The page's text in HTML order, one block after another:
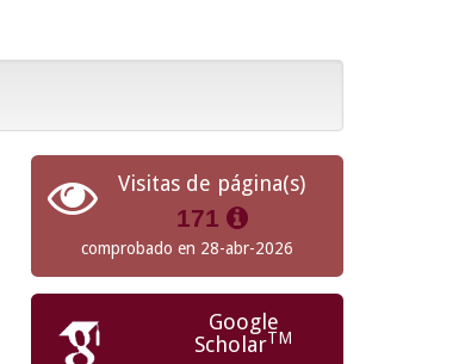
Visitas de página(s)
171
comprobado en 28-abr-2026
Google
ScholarTM